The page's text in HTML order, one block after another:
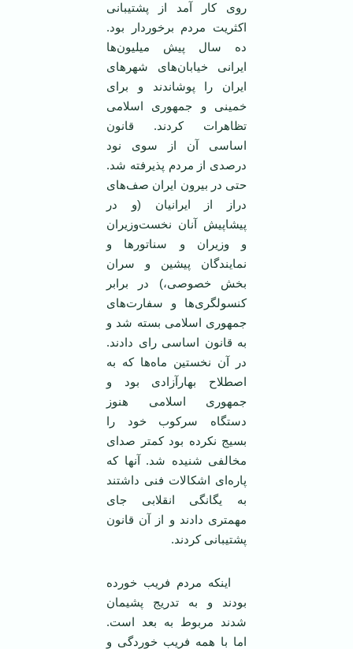
روی کار آمد از پشتیبانی
اکثریت مردم برخوردار بود.
ده سال پیش میلیون‌ها
ایرانی خیابان‌های شهرهای
ایران را پوشاندند و برای
خمینی و جمهوری اسلامی
تظاهرات کردند. قانون
اساسی آن از سوی نود
درصدی از مردم پذیرفته شد.
حتی در بیرون ایران صف‌های
دراز از ایرانیان (و در
پیشاپیش آنان نخست‌وزیران
و وزیران و سناتورها و
نمایندگان پیشین و سران
بخش خصوصی،) در برابر
کنسولگری‌ها و سفارت‌های
جمهوری اسلامی بسته شد و
به قانون اساسی رای دادند.
در آن نخستین ماه‌ها که به
اصطلاح بهارآزادی بود و
جمهوری اسلامی هنوز
دستگاه سرکوب خود را
بسیج نکرده بود کمتر صدای
مخالفی شنیده شد. آنها که
پاره‌ای اشکالات فنی داشتند
به یگانگی انقلابی جای
مهمتری دادند و از آن قانون
پشتیبانی کردند.
اینکه مردم فریب خورده
بودند و به تدریج پشیمان
شدند مربوط به بعد است.
اما با همه فریب خوردگی و